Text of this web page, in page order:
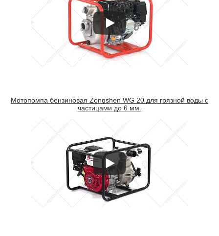
Мотопомпа бензиновая Zongshen WG 20 для грязной воды с
частицами до 6 мм.